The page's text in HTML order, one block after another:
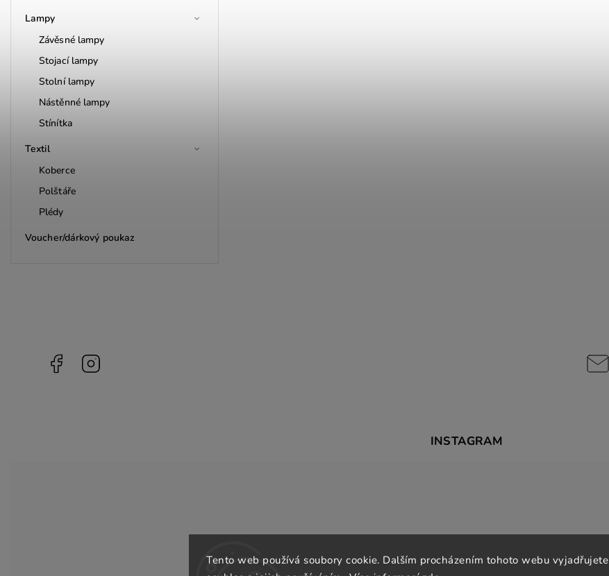
Tento web používá soubory cookie. Dalším procházením tohoto webu vyjadřujete
Lampy
Závěsné lampy
Stojací lampy
Stolní lampy
Nástěnné lampy
Stínítka
Textil
Koberce
Polštáře
Plédy
Voucher/dárkový poukaz
Facebook
INSTAGRAM